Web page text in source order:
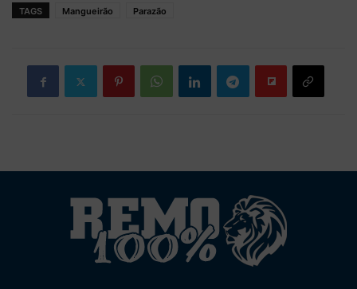
TAGS Mangueirão Parazão